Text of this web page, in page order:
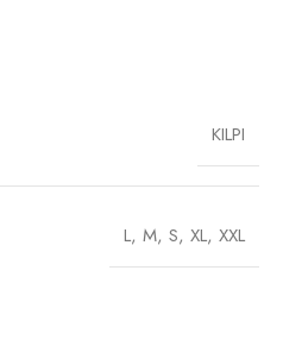
KILPI
L, M, S, XL, XXL